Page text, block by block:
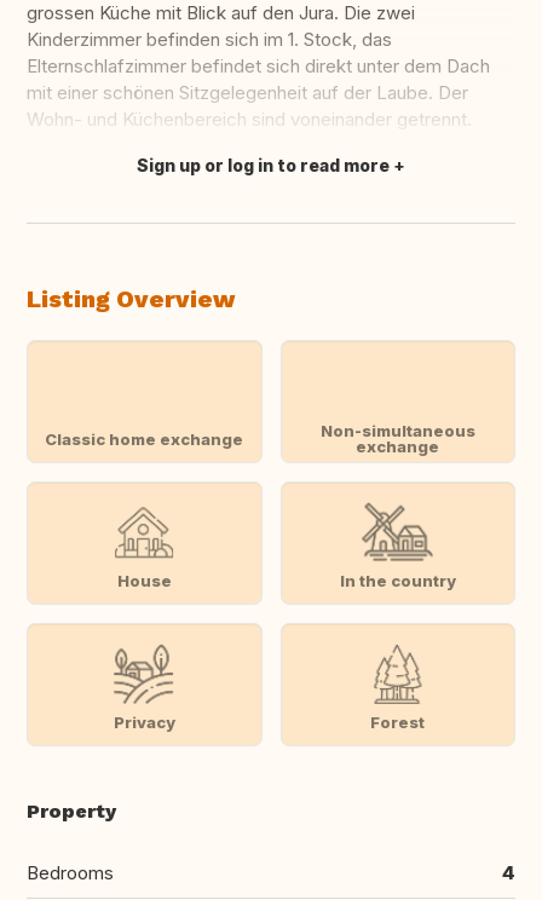
grossen Küche mit Blick auf den Jura. Die zwei
Kinderzimmer befinden sich im 1. Stock, das
Elternschlafzimmer befindet sich direkt unter dem Dach
mit einer schönen Sitzgelegenheit auf der Laube. Der
Wohn- und Küchenbereich sind voneinander getrennt.
Translate this
Sign up or log in to read more
Listing Overview
Classic home exchange
Non-simultaneous
exchange
House In the country
Privacy Forest
Property
Bedrooms 4